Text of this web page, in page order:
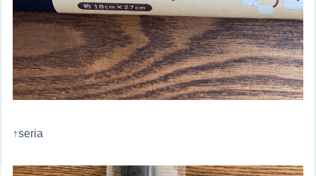
↑seria